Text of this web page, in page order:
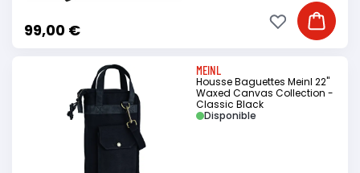
99,00 € Ajouter
Ajouter à ma
MEINL
Housse Baguettes Meinl 22"
Waxed Canvas Collection -
Classic Black
Disponible